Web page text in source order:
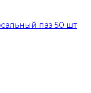
паз 50 шт